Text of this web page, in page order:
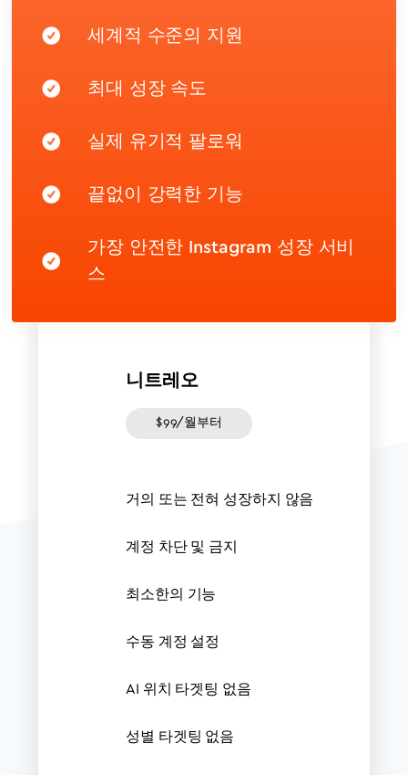
세계적 수준의 지원
최대 성장 속도
실제 유기적 팔로워
끝없이 강력한 기능
가장 안전한 Instagram 성장 서비
스
니트레오
$99/월부터
거의 또는 전혀 성장하지 않음
계정 차단 및 금지
최소한의 기능
수동 계정 설정
AI 위치 타겟팅 없음
성별 타겟팅 없음